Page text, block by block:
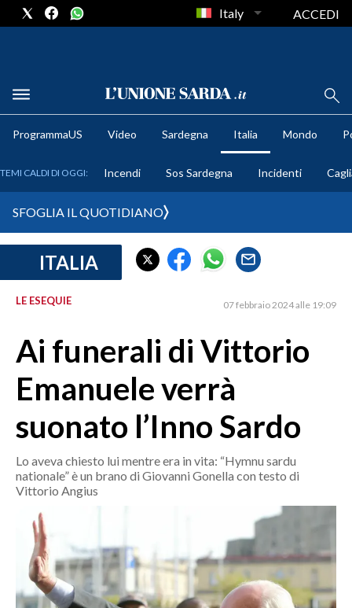
METEO
CRONACA SARDEGNA
MEDIO CAMPIDANO
ORISTANO E PROVINCIA
GALLURA
OGLIASTRA
CRONACA
ITALIA
MONDO
Italy ACCEDI
ProgrammaUS Video Sardegna Italia Mondo
TEMI CALDI DI OGGI: Incendi Sos Sardegna Incidenti
SFOGLIA IL QUOTIDIANO
ITALIA
LE ESEQUIE 07 febbraio 2024 alle 19:09
Ai funerali di Vittorio
Emanuele verrà
suonato l’Inno Sardo
Lo aveva chiesto lui mentre era in vita: “Hymnu sardu
nationale” è un brano di Giovanni Gonella con testo di
Vittorio Angius